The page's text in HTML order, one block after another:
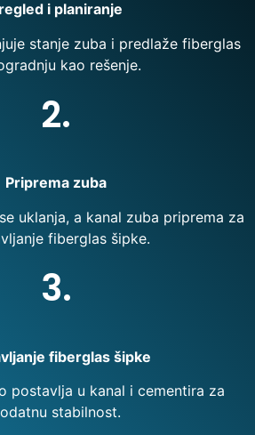
i planiranje
stanje zuba i predlaže fiberglas
kao rešenje.
2.
Priprema zuba
uklanja, a kanal zuba priprema za
fiberglas šipke.
3.
fiberglas šipke
postavlja u kanal i cementira za
stabilnost.